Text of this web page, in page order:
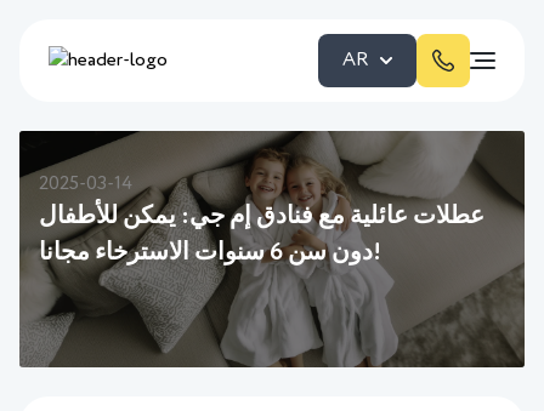
AR
2025-03-14
عطلات عائلية مع فنادق إم جي: يمكن للأطفال
دون سن 6 سنوات الاسترخاء مجانا!